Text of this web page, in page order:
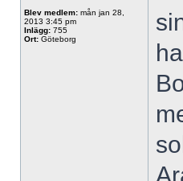
Blev medlem: mån jan 28,
2013 3:45 pm
Inlägg: 755
Ort: Göteborg